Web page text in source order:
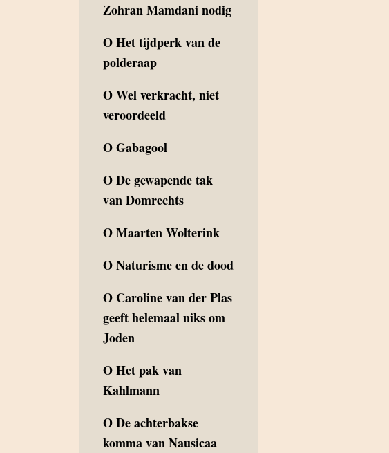
Zohran Mamdani nodig
OHet tijdperk van de
polderaap
OWel verkracht, niet
veroordeeld
OGabagool
ODe gewapende tak
van Domrechts
OMaarten Wolterink
ONaturisme en de dood
O Caroline van der Plas
geeft helemaal niks om
Joden
OHet pak van
Kahlmann
ODe achterbakse
komma van Nausicaa